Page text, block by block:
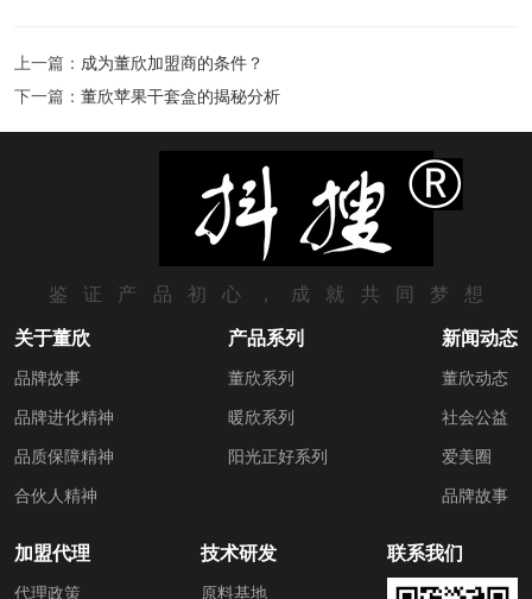
上一篇： 成为董欣加盟商的条件？
下一篇： 董欣苹果干套盒的揭秘分析
关于董欣
品牌故事
品牌进化精神
品质保障精神
合伙人精神
产品系列
董欣系列
暖欣系列
阳光正好系列
新闻动态
董欣动态
社会公益
爱美圈
品牌故事
鉴证产品初心，成就共同梦想
加盟代理
代理政策
技术研发
原料基地
联系我们